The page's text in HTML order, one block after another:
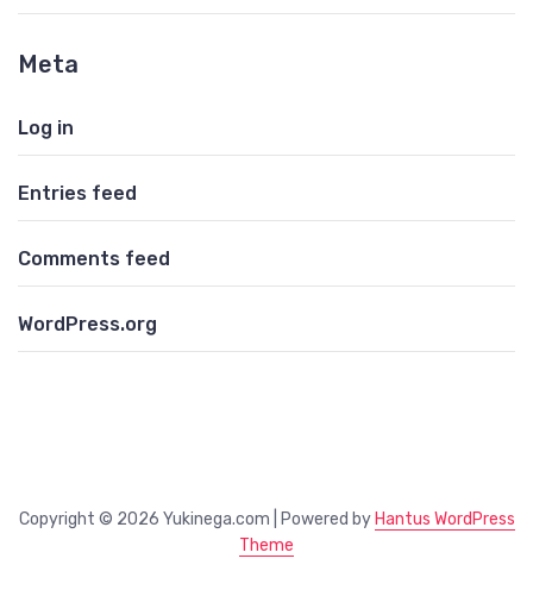
Meta
Log in
Entries feed
Comments feed
WordPress.org
Copyright © 2026 Yukinega.com | Powered by Hantus WordPress
Theme